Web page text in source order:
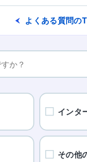
よくある質問の
インタ
その他